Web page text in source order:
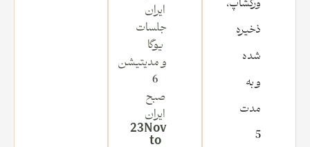
ذخیره
شده
و به
مدت
5
ایران
جلسات
یوگا
و مدیتیشن
6
صبح
ایران
23Nov
to